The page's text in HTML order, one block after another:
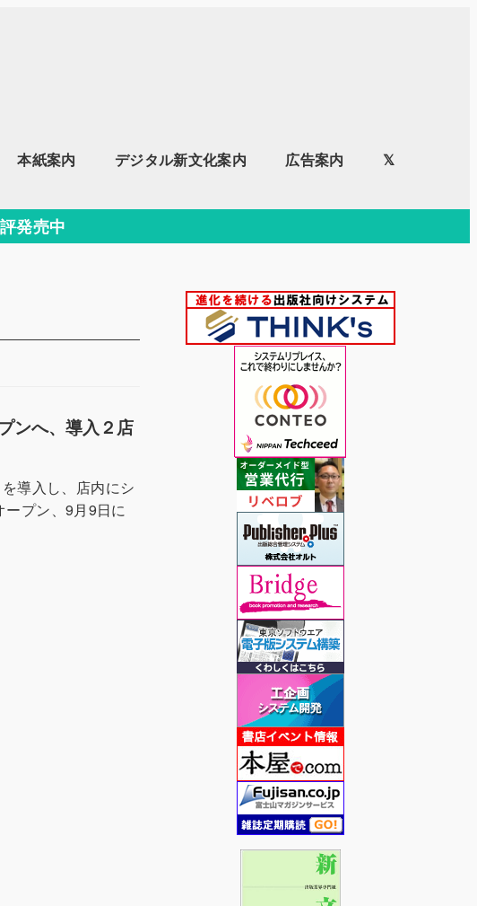
本紙案内 デジタル新文化案内 広告案内 𝕏
発売中
ンへ、導入２店
導入し、店内にシ
プン、9月9日に